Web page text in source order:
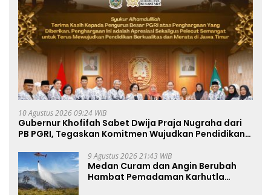
10 Agustus 2026 09:24 WIB
Gubernur Khofifah Sabet Dwija Praja Nugraha dari
PB PGRI, Tegaskan Komitmen Wujudkan Pendidikan
9 Agustus 2026 21:43 WIB
Medan Curam dan Angin Berubah
Hambat Pemadaman Karhutla